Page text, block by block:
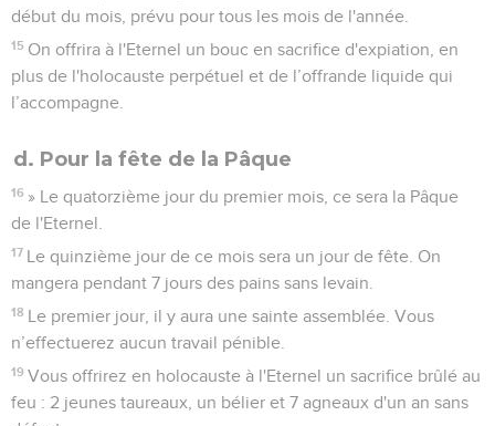
début du mois, prévu pour tous les mois de l'année.
15 On offrira à l'Eternel un bouc en sacrifice d'expiation, en
plus de l'holocauste perpétuel et de l’offrande liquide qui
l’accompagne.
d. Pour la fête de la Pâque
16 » Le quatorzième jour du premier mois, ce sera la Pâque
de l'Eternel.
17 Le quinzième jour de ce mois sera un jour de fête. On
mangera pendant 7 jours des pains sans levain.
18 Le premier jour, il y aura une sainte assemblée. Vous
n’effectuerez aucun travail pénible.
19 Vous offrirez en holocauste à l'Eternel un sacrifice brûlé au
feu : 2 jeunes taureaux, un bélier et 7 agneaux d'un an sans